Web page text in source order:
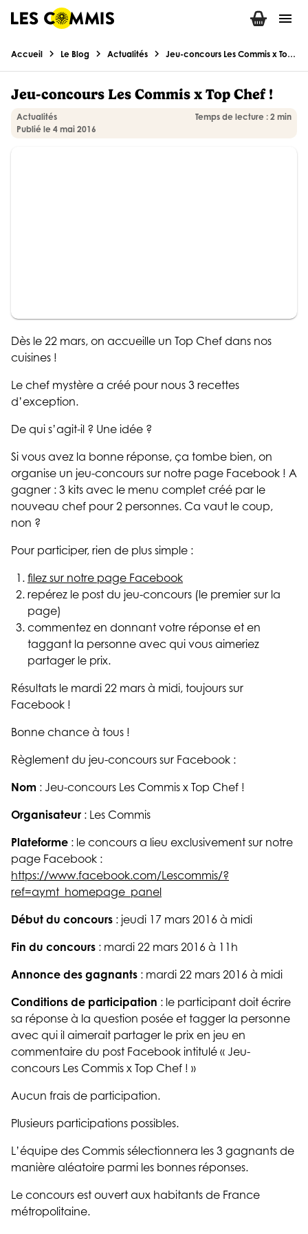
menu
Accueil chevron_right Le Blog chevron_right Actualités chevron_right Jeu-concours Les Commis x Top Chef !
Jeu-concours Les Commis x Top Chef !
Actualités
Publié le 4 mai 2016
Temps de lecture : 2 min
Dès le 22 mars, on accueille un Top Chef dans nos
cuisines !
Le chef mystère a créé pour nous 3 recettes
d’exception.
De qui s’agit-il ? Une idée ?
Si vous avez la bonne réponse, ça tombe bien, on
organise un jeu-concours sur notre page Facebook ! A
gagner : 3 kits avec le menu complet créé par le
nouveau chef pour 2 personnes. Ca vaut le coup,
non ?
Pour participer, rien de plus simple :
filez sur notre page Facebook
repérez le post du jeu-concours (le premier sur la
page)
commentez en donnant votre réponse et en
taggant la personne avec qui vous aimeriez
partager le prix.
Résultats le mardi 22 mars à midi, toujours sur
Facebook !
Bonne chance à tous !
Règlement du jeu-concours sur Facebook :
Nom : Jeu-concours Les Commis x Top Chef !
Organisateur : Les Commis
Plateforme : le concours a lieu exclusivement sur notre
page Facebook :
https://www.facebook.com/Lescommis/?
ref=aymt_homepage_panel
Début du concours : jeudi 17 mars 2016 à midi
Fin du concours : mardi 22 mars 2016 à 11h
Annonce des gagnants : mardi 22 mars 2016 à midi
Conditions de participation : le participant doit écrire
sa réponse à la question posée et tagger la personne
avec qui il aimerait partager le prix en jeu en
commentaire du post Facebook intitulé « Jeu-
concours Les Commis x Top Chef ! »
Aucun frais de participation.
Plusieurs participations possibles.
L’équipe des Commis sélectionnera les 3 gagnants de
manière aléatoire parmi les bonnes réponses.
Le concours est ouvert aux habitants de France
métropolitaine.